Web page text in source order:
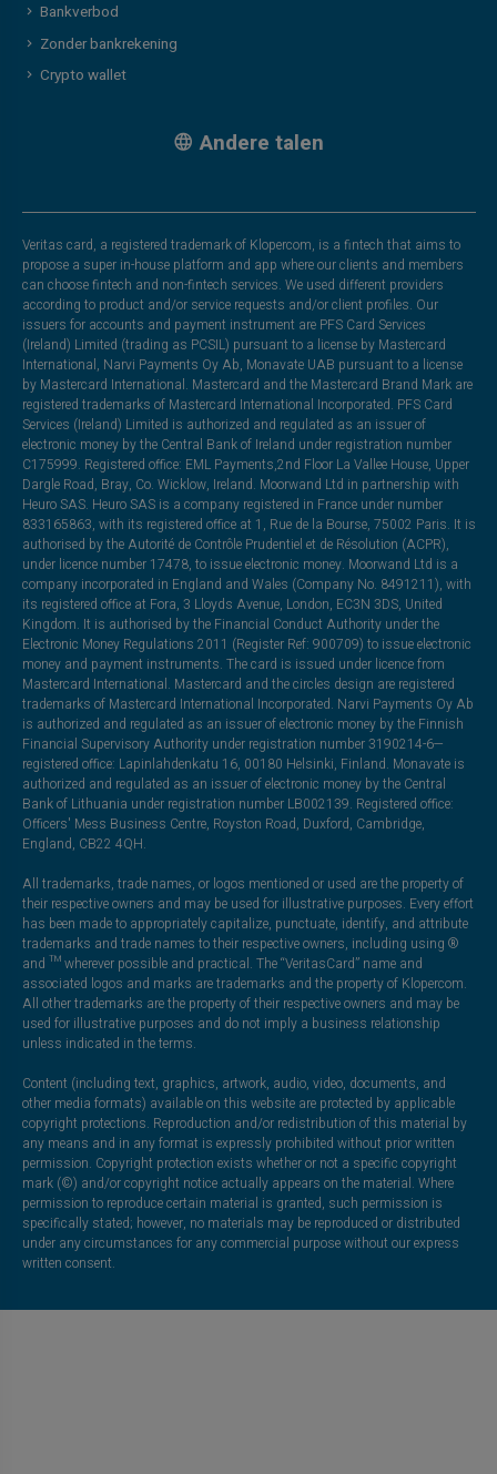
Bankverbod
Zonder bankrekening
Crypto wallet
Andere talen
Veritas card, a registered trademark of Klopercom, is a fintech that aims to
propose a super in-house platform and app where our clients and members
can choose fintech and non-fintech services. We used different providers
according to product and/or service requests and/or client profiles. Our
issuers for accounts and payment instrument are PFS Card Services
(Ireland) Limited (trading as PCSIL) pursuant to a license by Mastercard
International, Narvi Payments Oy Ab, Monavate UAB pursuant to a license
by Mastercard International. Mastercard and the Mastercard Brand Mark are
registered trademarks of Mastercard International Incorporated. PFS Card
Services (Ireland) Limited is authorized and regulated as an issuer of
electronic money by the Central Bank of Ireland under registration number
C175999. Registered office: EML Payments,2nd Floor La Vallee House, Upper
Dargle Road, Bray, Co. Wicklow, Ireland. Moorwand Ltd in partnership with
Heuro SAS. Heuro SAS is a company registered in France under number
833165863, with its registered office at 1, Rue de la Bourse, 75002 Paris. It is
authorised by the Autorité de Contrôle Prudentiel et de Résolution (ACPR),
under licence number 17478, to issue electronic money. Moorwand Ltd is a
company incorporated in England and Wales (Company No. 8491211), with
its registered office at Fora, 3 Lloyds Avenue, London, EC3N 3DS, United
Kingdom. It is authorised by the Financial Conduct Authority under the
Electronic Money Regulations 2011 (Register Ref: 900709) to issue electronic
money and payment instruments. The card is issued under licence from
Mastercard International. Mastercard and the circles design are registered
trademarks of Mastercard International Incorporated. Narvi Payments Oy Ab
is authorized and regulated as an issuer of electronic money by the Finnish
Financial Supervisory Authority under registration number 3190214-6—
registered office: Lapinlahdenkatu 16, 00180 Helsinki, Finland. Monavate is
authorized and regulated as an issuer of electronic money by the Central
Bank of Lithuania under registration number LB002139. Registered office:
Officers' Mess Business Centre, Royston Road, Duxford, Cambridge,
England, CB22 4QH.
All trademarks, trade names, or logos mentioned or used are the property of
their respective owners and may be used for illustrative purposes. Every effort
has been made to appropriately capitalize, punctuate, identify, and attribute
trademarks and trade names to their respective owners, including using ®
and ™ wherever possible and practical. The “VeritasCard” name and
associated logos and marks are trademarks and the property of Klopercom.
All other trademarks are the property of their respective owners and may be
used for illustrative purposes and do not imply a business relationship
unless indicated in the terms.
Content (including text, graphics, artwork, audio, video, documents, and
other media formats) available on this website are protected by applicable
copyright protections. Reproduction and/or redistribution of this material by
any means and in any format is expressly prohibited without prior written
permission. Copyright protection exists whether or not a specific copyright
mark (©) and/or copyright notice actually appears on the material. Where
permission to reproduce certain material is granted, such permission is
specifically stated; however, no materials may be reproduced or distributed
under any circumstances for any commercial purpose without our express
written consent.